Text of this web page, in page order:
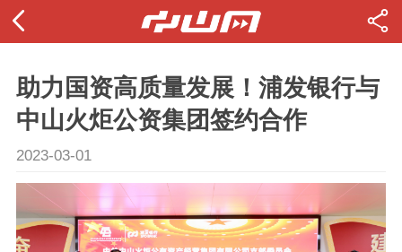
助力国资高质量发展！浦发银行与
中山火炬公资集团签约合作
2023-03-01